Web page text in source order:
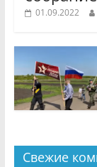
01.09.2022
Свежие